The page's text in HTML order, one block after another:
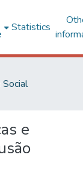
Statistics
e